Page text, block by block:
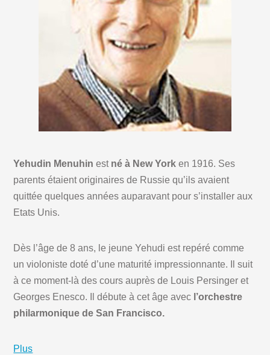
Yehudin Menuhinestné à New York en 1916. Ses
parents étaient originaires de Russie qu’ils avaient
quittée quelques années auparavant pour s’installer aux
Etats Unis.
Dès l’âge de 8 ans, le jeune Yehudi est repéré comme
un violoniste doté d’une maturité impressionnante. Il suit
à ce moment-là des cours auprès de Louis Persinger et
Georges Enesco. Il débute à cet âge avec l’orchestre
philarmonique de San Francisco.
Plus